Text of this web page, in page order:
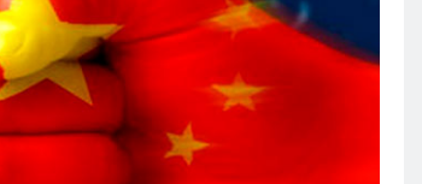
julio 27, 2026